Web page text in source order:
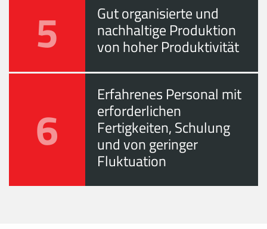
5 Gut organisierte und
nachhaltige Produktion
von hoher Produktivität
6
Erfahrenes Personal mit
erforderlichen
Fertigkeiten, Schulung
und von geringer
Fluktuation